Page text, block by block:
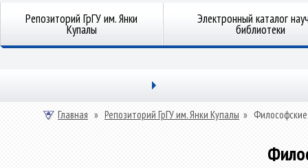
Репозиторий ГрГУ им. Янки
Купалы
Электронный каталог
библиотеки
Главная » Репозиторий ГрГУ им. Янки Купалы »